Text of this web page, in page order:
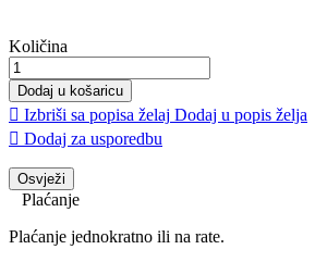
Količina
Dodaj u košaricu
 Izbriši sa popisa želaj Dodaj u popis želja
 Dodaj za usporedbu
Plaćanje
Plaćanje jednokratno ili na rate.